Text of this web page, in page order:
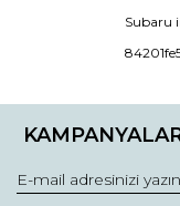
Subaru